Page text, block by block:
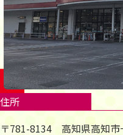
住所
〒781-8134 高知県高知市